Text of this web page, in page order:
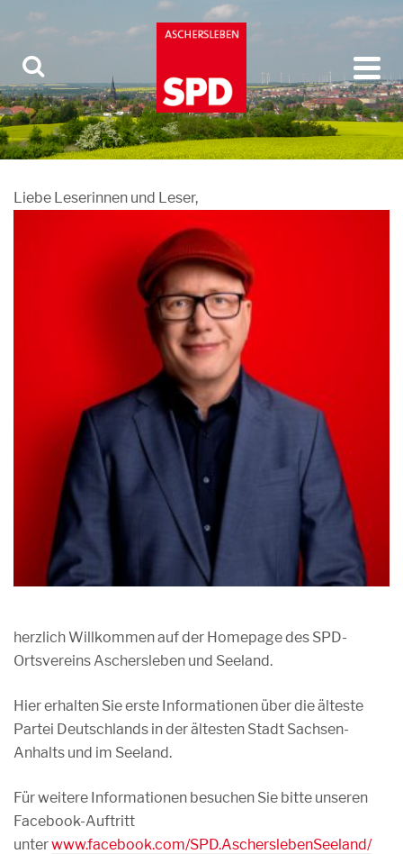
Liebe Leserinnen und Leser,
herzlich Willkommen auf der Homepage des SPD-
Ortsvereins Aschersleben und Seeland.
Hier erhalten Sie erste Informationen über die älteste
Partei Deutschlands in der ältesten Stadt Sachsen-
Anhalts und im Seeland.
Für weitere Informationen besuchen Sie bitte unseren
Facebook-Auftritt
unterwww.facebook.com/SPD.AscherslebenSeeland/